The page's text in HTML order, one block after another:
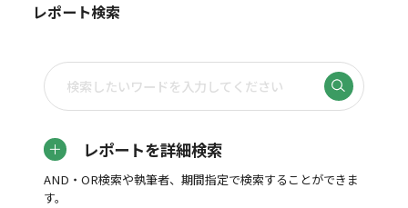
レポート検索
レポートを詳細検索
AND・OR検索や執筆者、期間指定で検索することができま
す。